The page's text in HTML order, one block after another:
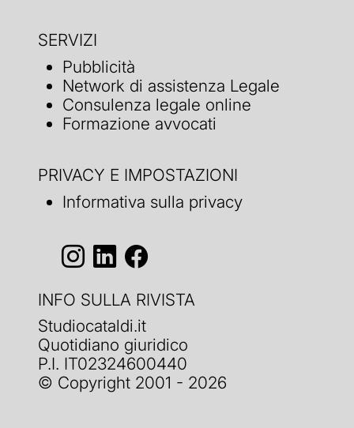
SERVIZI
Pubblicità
Network di assistenza Legale
Consulenza legale online
Formazione avvocati
PRIVACY E IMPOSTAZIONI
Informativa sulla privacy
INFO SULLA RIVISTA
Studiocataldi.it
Quotidiano giuridico
P.I. IT02324600440
© Copyright 2001 - 2026